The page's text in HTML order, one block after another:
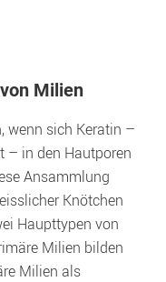
Milien
wenn sich Keratin –
– in den Hautporen
Ansammlung
Knötchen
Haupttypen von
Milien bilden
Milien als